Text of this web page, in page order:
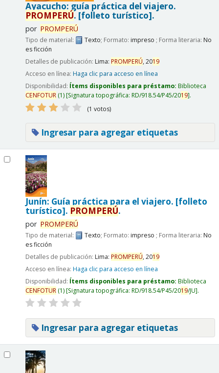
Ayacucho: guía práctica del viajero.
PROMPERÚ. [folleto turístico].
por PROMPERÚ
Tipo de material: Texto; Formato: impreso ; Forma literaria: No
es ficción
Detalles de publicación: Lima: PROMPERÚ,2019
Acceso en línea: Haga clic para acceso en línea
Disponibilidad: Ítems disponibles para préstamo: Biblioteca
CENFOTUR(1) Signatura topográfica: RD/918.54/P45/2019 .
(1 votos)
Ingresar para agregar etiquetas
Junín: Guía práctica para el viajero. [folleto
turístico]. PROMPERÚ.
por PROMPERÚ
Tipo de material: Texto; Formato: impreso ; Forma literaria: No
es ficción
Detalles de publicación: Lima: PROMPERÚ,2019
Acceso en línea: Haga clic para acceso en línea
Disponibilidad: Ítems disponibles para préstamo: Biblioteca
CENFOTUR(1) Signatura topográfica: RD/918.54/P45/2019/JU .
Ingresar para agregar etiquetas